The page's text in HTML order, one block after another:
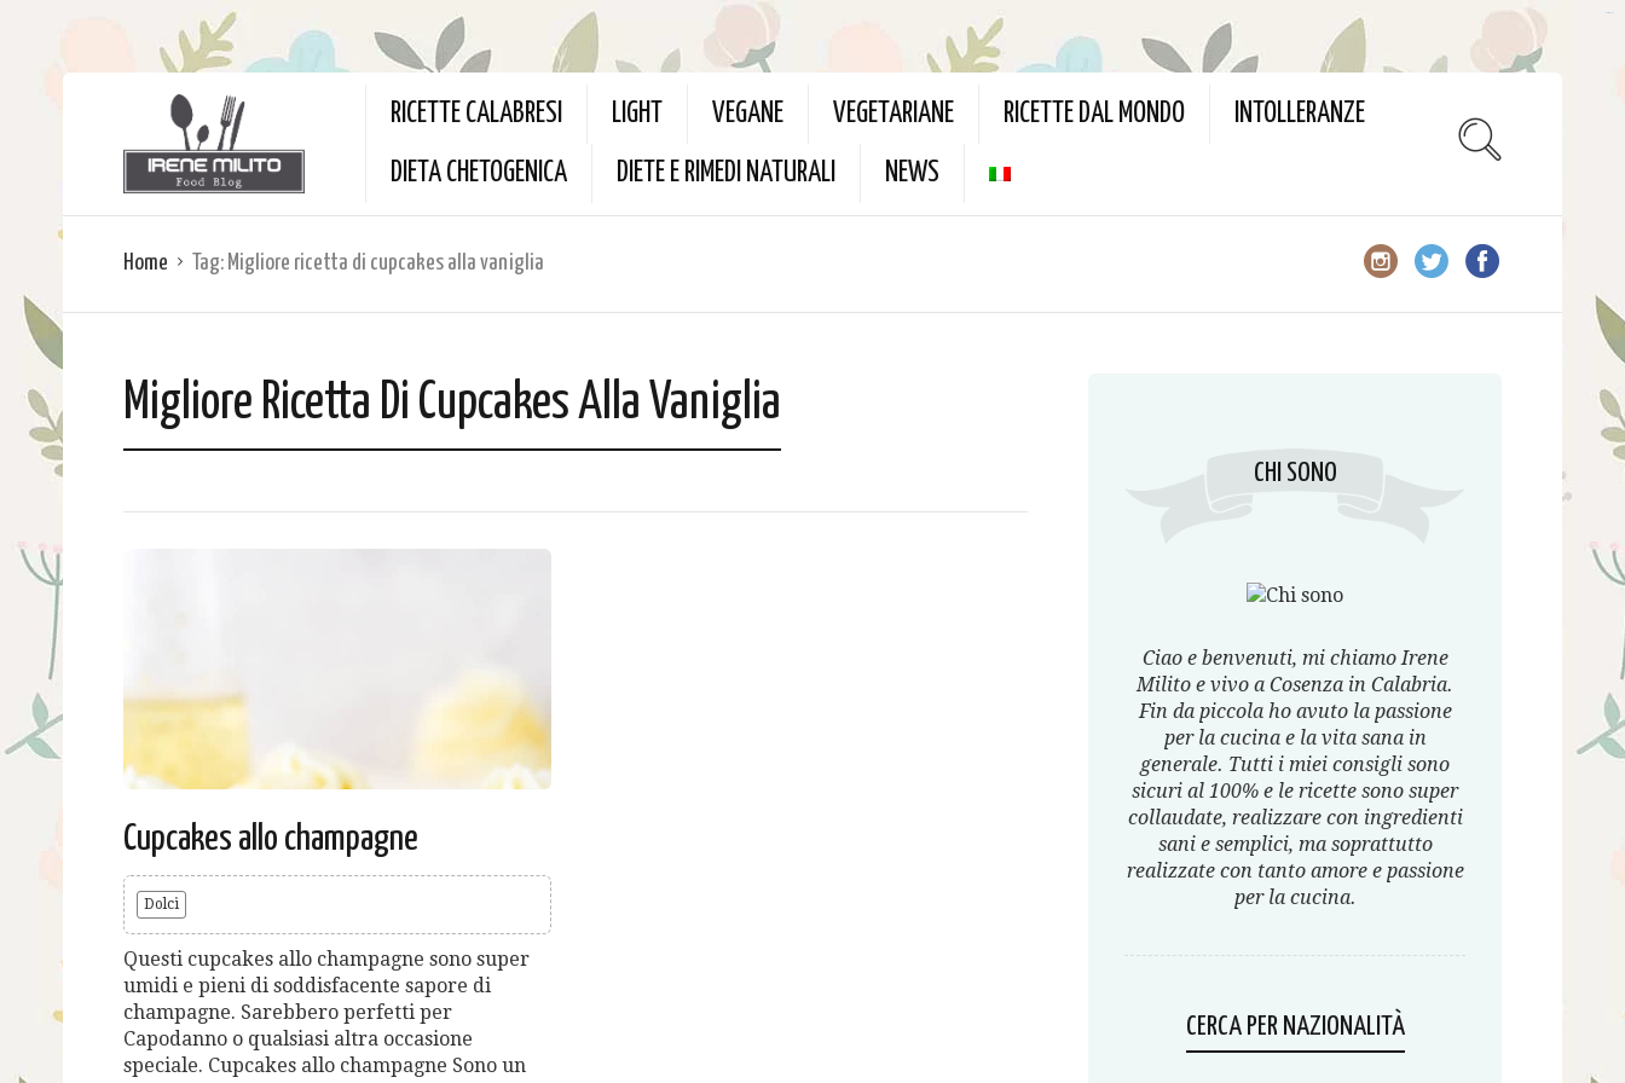
RICETTE CALABRESI LIGHT VEGANE VEGETARIANE RICETTE DAL MONDO INTOLLERANZE
DIETA CHETOGENICA DIETE E RIMEDI NATURALI NEWS
Home Tag: Migliore ricetta di cupcakes alla vaniglia
Migliore Ricetta Di Cupcakes Alla Vaniglia
Cupcakes allo champagne
Dolci
Questi cupcakes allo champagne sono super
umidi e pieni di soddisfacente sapore di
champagne. Sarebbero perfetti per
Capodanno o qualsiasi altra occasione
speciale. Cupcakes allo champagne Sono un
CHI SONO
Ciao e benvenuti, mi chiamo Irene
Milito e vivo a Cosenza in Calabria.
Fin da piccola ho avuto la passione
per la cucina e la vita sana in
generale. Tutti i miei consigli sono
sicuri al 100% e le ricette sono super
collaudate, realizzare con ingredienti
sani e semplici, ma soprattutto
realizzate con tanto amore e passione
per la cucina.
CERCA PER NAZIONALITÀ